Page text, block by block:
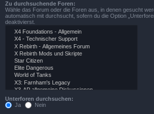
Zu durchsuchende Foren:
Wähle das Forum oder die Foren aus, in denen gesucht
automatisch mit durchsucht, sofern du die Option
deaktivierst.
Unterforen durchsuchen:
Ja
Nein